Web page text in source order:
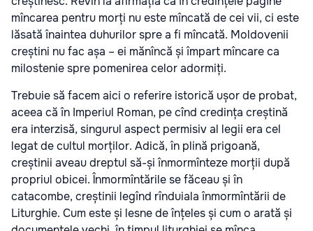
mîncarea pentru morți nu este mîncată de cei vii, ci este
lăsată înaintea duhurilor spre a fi mîncată. Moldovenii
creștini nu fac așa – ei mănîncă și împart mîncare ca
milostenie spre pomenirea celor adormiți.
Trebuie să facem aici o referire istorică ușor de probat,
aceea că în Imperiul Roman, pe cînd credința creștină
era interzisă, singurul aspect permisiv al legii era cel
legat de cultul morților. Adică, în plină prigoană,
creștinii aveau dreptul să-și înmormînteze morții după
propriul obicei. Înmormîntările se făceau și în
catacombe, creștinii legînd rînduiala înmormîntării de
Liturghie. Cum este și lesne de înțeles și cum o arată și